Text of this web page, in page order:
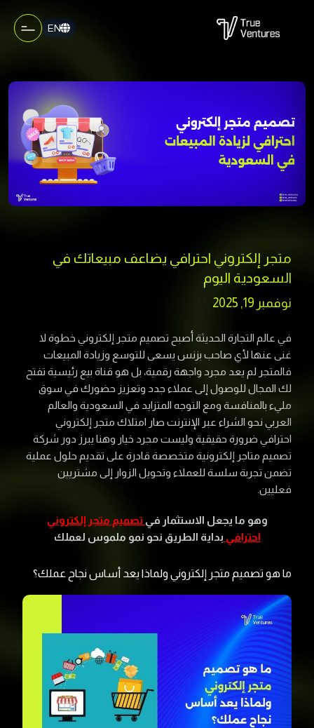
EN
متجر إلكتروني احترافي يضاعف مبيعاتك في
السعودية اليوم
نوفمبر 19, 2025
في عالم التجارة الحديثة أصبح تصميم متجر إلكتروني خطوة لا
غنى عنها لأي صاحب بزنس يسعى للتوسع وزيادة المبيعات
فالمتجر لم يعد مجرد واجهة رقمية، بل هو قناة بيع رئيسية تفتح
لك المجال للوصول إلى عملاء جدد وتعزيز حضورك في سوق
مليء بالمنافسة ومع التوجه المتزايد في السعودية والعالم
العربي نحو الشراء عبر الإنترنت صار امتلاك متجر إلكتروني
احترافي ضرورة حقيقية وليست مجرد خيار وهنا يبرز دور شركة
تصميم متاجر إلكترونية متخصصة قادرة على تقديم حلول عملية
تضمن تجربة سلسة للعملاء وتحويل الزوار إلى مشتريين
فعليين.
وهو ما يجعل الاستثمار في تصميم متجر إلكتروني
احترافي بداية الطريق نحو نمو ملموس لعملك
ما هو تصميم متجر إلكتروني ولماذا يعد أساس نجاح عملك؟